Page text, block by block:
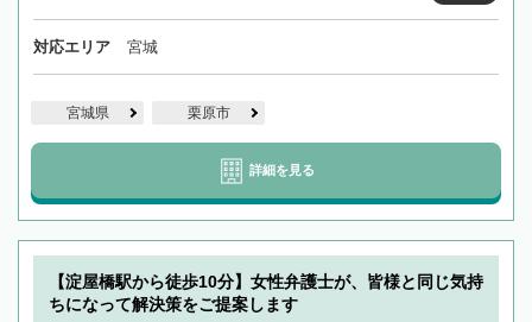
対応エリア 宮城
宮城県 栗原市
詳細を見る
【淀屋橋駅から徒歩10分】女性弁護士が、皆様と同じ気持
ちになって解決策をご提案します